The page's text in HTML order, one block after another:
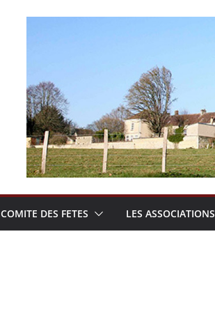
COMITE DES FETES LES ASSOCIATIONS